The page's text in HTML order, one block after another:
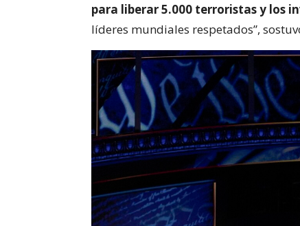
para liberar 5.000 terroristas y los
líderes mundiales respetados”,